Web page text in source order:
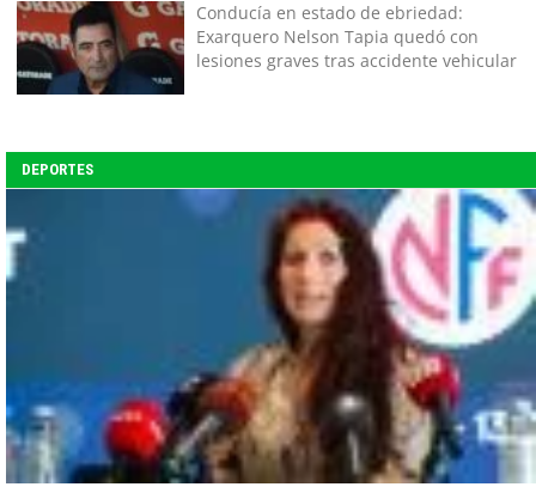
Conducía en estado de ebriedad:
Exarquero Nelson Tapia quedó con
lesiones graves tras accidente vehicular
DEPORTES